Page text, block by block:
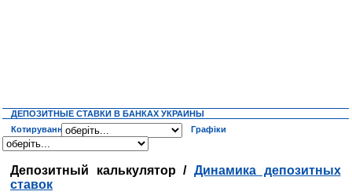
ДЕПОЗИТНЫЕ СТАВКИ В БАНКАХ УКРАИНЫ
Котирування
Графіки
Депозитный калькулятор / Динамика депозитных
ставок